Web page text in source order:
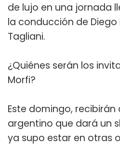
de lujo en una jornada
la conducción de Diego
Tagliani.
¿Quiénes serán los
Morfi?
Este domingo, recibirán
argentino que dará un
ya supo estar en otras